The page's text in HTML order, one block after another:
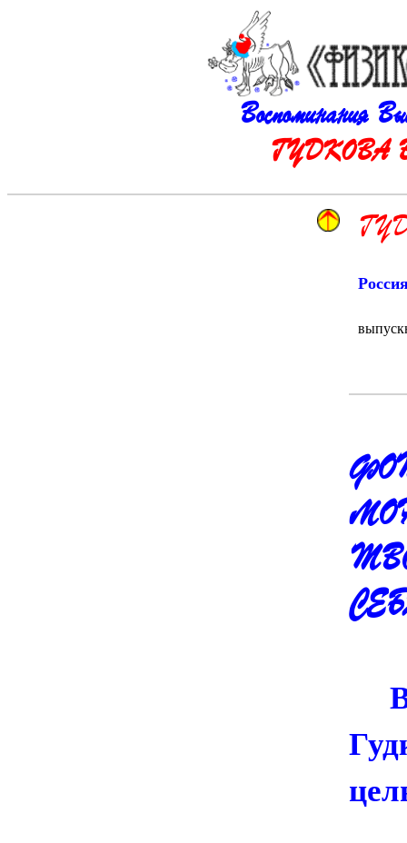
Воспоминания
ГУДКОВА